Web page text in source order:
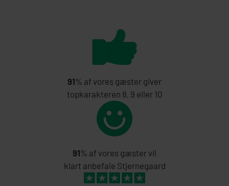
91% af vores gæster giver
topkarakteren 8, 9 eller 10
91% af vores gæster vil
klart anbefale Stjernegaard